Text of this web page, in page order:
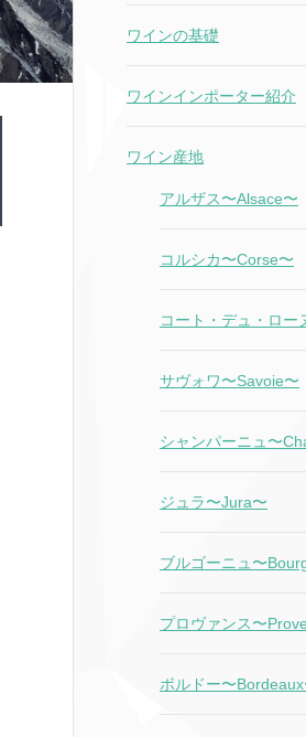
ワインの基礎
ワインインポーター紹介
ワイン産地
アルザス〜Alsace〜
コルシカ〜Corse〜
コート・デュ・ロー
サヴォワ〜Savoie〜
シャンパーニュ〜
ジュラ〜Jura〜
ブルゴーニュ〜
プロヴァンス〜
ボルドー〜Bordeaux